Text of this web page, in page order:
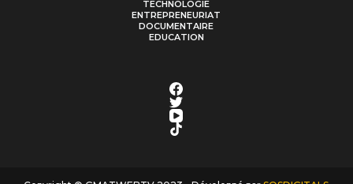
TECHNOLOGIE
ENTREPRENEURIAT
DOCUMENTAIRE
EDUCATION